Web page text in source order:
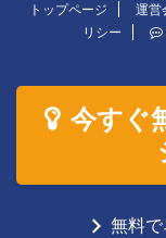
トップページ 運営
リシー
今すぐ
無料